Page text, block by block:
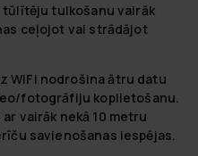
tūlītēju tulkošanu vairāk
ceļojot vai strādājot
WiFi nodrošina ātru datu
fotogrāfiju koplietošanu.
vairāk nekā 10 metru
savienošanas iespējas.